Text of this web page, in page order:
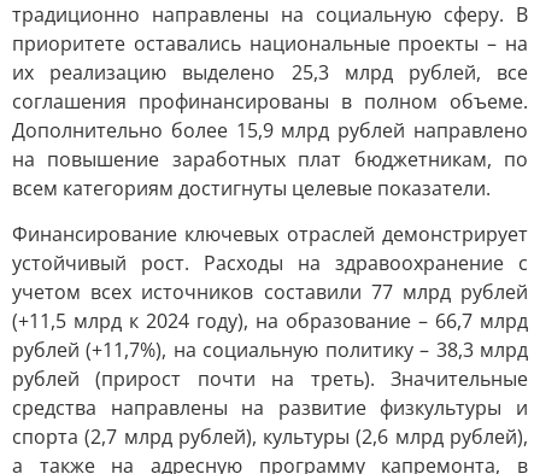
традиционно направлены на социальную сферу. В
приоритете оставались национальные проекты – на
их реализацию выделено 25,3 млрд рублей, все
соглашения профинансированы в полном объеме.
Дополнительно более 15,9 млрд рублей направлено
на повышение заработных плат бюджетникам, по
всем категориям достигнуты целевые показатели.
Финансирование ключевых отраслей демонстрирует
устойчивый рост. Расходы на здравоохранение с
учетом всех источников составили 77 млрд рублей
(+11,5 млрд к 2024 году), на образование – 66,7 млрд
рублей (+11,7%), на социальную политику – 38,3 млрд
рублей (прирост почти на треть). Значительные
средства направлены на развитие физкультуры и
спорта (2,7 млрд рублей), культуры (2,6 млрд рублей),
а также на адресную программу капремонта, в